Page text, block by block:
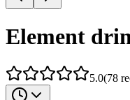
Element
5.0(78